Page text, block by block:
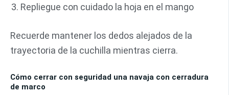
Repliegue con cuidado la hoja en el mango
Recuerde mantener los dedos alejados de la
trayectoria de la cuchilla mientras cierra.
Cómo cerrar con seguridad una navaja con cerradura
de marco